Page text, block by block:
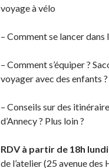
voyage à vélo
– Comment se lancer dans
– Comment s’équiper ?
voyager avec des enfants ?
– Conseils sur des
d’Annecy ? Plus loin ?
RDV à partir de 18h
de l’atelier (25 avenue